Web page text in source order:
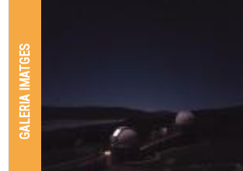
GALERIA IMATGES